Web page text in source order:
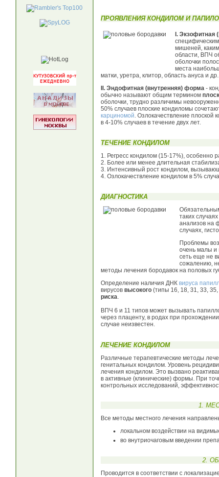
ПРОЯВЛЕНИЯ КОНДИЛОМ И
I. Экзофитная
мишеней,
области, ВПЧ
оболочки
места
матки, уретра, клитор, область ануса и др.
II. Эндофитная (внутренняя) форма -
обычно называют общим термином
оболочки, трудно различимы
50% случаев плоские кондиломы
карциномой . Озлокачествление
в 4-10% случаев в течение двух лет.
ТЕЧЕНИЕ КОНДИЛОМ
1. Регресс кондилом (15-17%), особенно
2. Более или менее длительная
3. Интенсивный рост кондилом,
4. Озлокачествление кондилом в 5%
ДИАГНОСТИКА
таких
анализов на
случаях,
Проблемы
очень малы и
сеть еще не
сожалению,
методы лечения бородавок на половых
Определение наличия ДНК вируса
вирусов высокого (типы 16, 18, 31, 33,
риска.
ВПЧ 6 и 11 типов может вызывать
через плаценту, в родах при
случае неизвестен.
ЛЕЧЕНИЕ КОНДИЛОМ
Различные терапевтические методы
генитальных кондилом. Уровень
лечения кондилом. Это вызвано
в активные (клинические) формы. При
контрольных исследований,
1.
Все методы местного лечения
локальном воздействии на
во внутриочаговым введении
2.
Проводится в соответствии с